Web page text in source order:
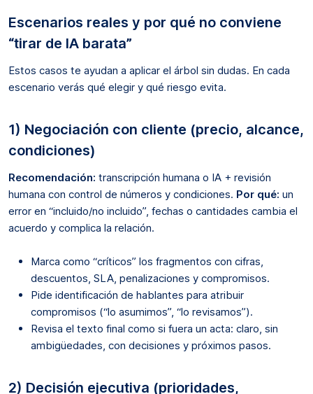
Escenarios reales y por qué no conviene
“tirar de IA barata”
Estos casos te ayudan a aplicar el árbol sin dudas. En cada
escenario verás qué elegir y qué riesgo evita.
1) Negociación con cliente (precio, alcance,
condiciones)
Recomendación: transcripción humana o IA + revisión
humana con control de números y condiciones. Por qué: un
error en “incluido/no incluido”, fechas o cantidades cambia el
acuerdo y complica la relación.
Marca como “críticos” los fragmentos con cifras,
descuentos, SLA, penalizaciones y compromisos.
Pide identificación de hablantes para atribuir
compromisos (“lo asumimos”, “lo revisamos”).
Revisa el texto final como si fuera un acta: claro, sin
ambigüedades, con decisiones y próximos pasos.
2) Decisión ejecutiva (prioridades,